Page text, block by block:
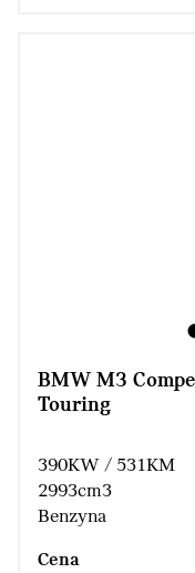
BMW M3
Touring
390KW / 531KM
2993cm3
Benzyna
Cena